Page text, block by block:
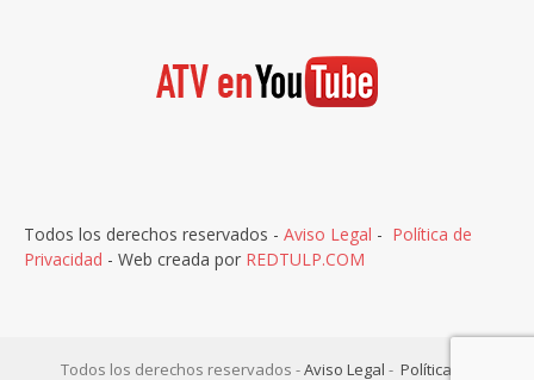
Todos los derechos reservados - Aviso Legal - Política de
Privacidad - Web creada por REDTULP.COM
Todos los derechos reservados -Aviso Legal - Política de